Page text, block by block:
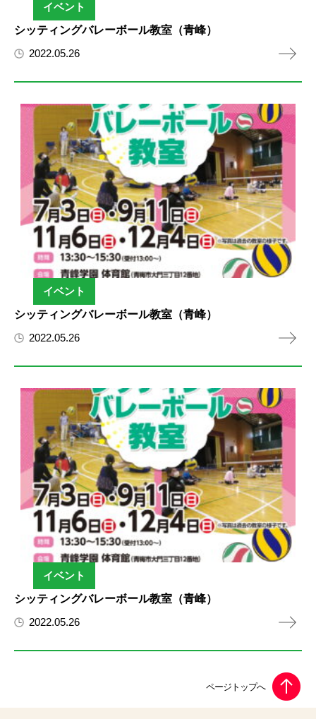
イベント
シッティングバレーボール教室（青峰）
2022.05.26
イベント
シッティングバレーボール教室（青峰）
2022.05.26
イベント
シッティングバレーボール教室（青峰）
2022.05.26